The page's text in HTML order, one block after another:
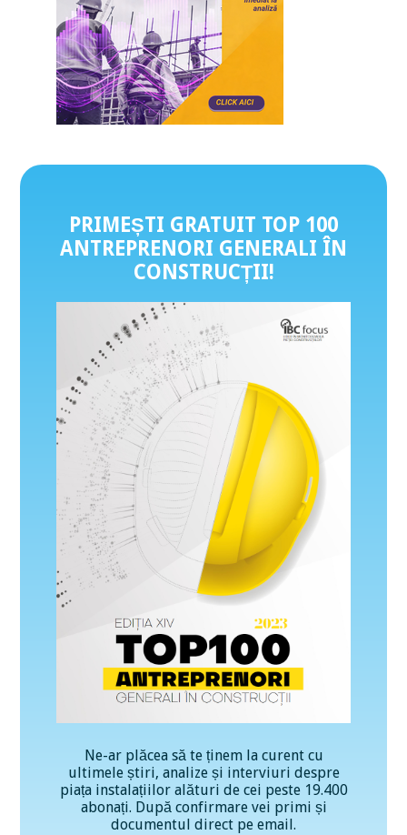
PRIMEȘTI GRATUIT TOP 100
ANTREPRENORI GENERALI ÎN
CONSTRUCȚII!
Ne-ar plăcea să te ținem la curent cu
ultimele știri, analize și interviuri despre
piața instalațiilor alături de cei peste 19.400
abonați. După confirmare vei primi și
documentul direct pe email.